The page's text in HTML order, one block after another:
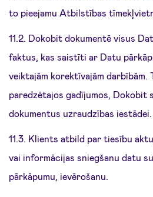
to pieejamu Atbilstības
11.2. Dokobit dokumentē visus
faktus, kas saistīti ar Datu
veiktajām korektīvajām darbībām.
paredzētajos gadījumos, Dokobit
dokumentus uzraudzības iestādei.
11.3. Klients atbild par tiesību
vai informācijas sniegšanu datu
pārkāpumu, ievērošanu.